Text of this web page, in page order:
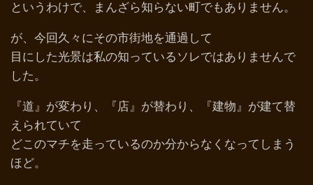
というわけで、まんざら知らない町でもありません。
が、今回久々にその市街地を通過して
目にした光景は私の知っているソレではありませんで
した。
『道』が変わり、『店』が替わり、『建物』が建て替
えられていて
どこのマチを走っているのか分からなくなってしまう
ほど。